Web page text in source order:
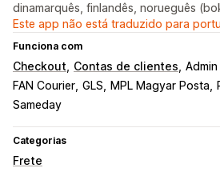
dinamarquês, finlandês, norueguês
Este app não está traduzido para
Funciona com
Checkout Contas de clientes
FAN Courier GLS MPL Magyar Posta
Sameday
Categorias
Frete